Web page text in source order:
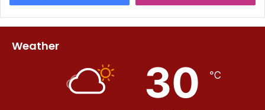
Weather
30 ℃